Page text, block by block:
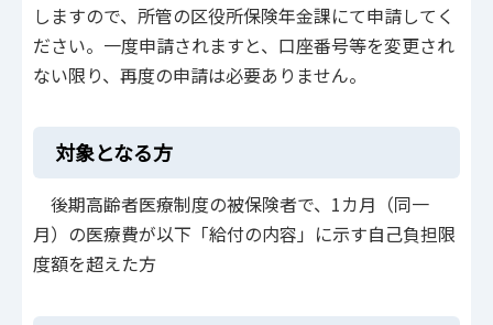
しますので、所管の区役所保険年金課にて申請してく
ださい。一度申請されますと、口座番号等を変更され
ない限り、再度の申請は必要ありません。
対象となる方
後期高齢者医療制度の被保険者で、1カ月（同一
月）の医療費が以下「給付の内容」に示す自己負担限
度額を超えた方